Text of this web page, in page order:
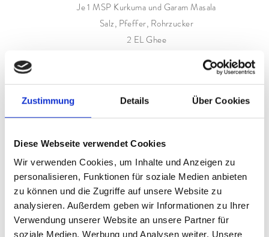
Zustimmung Details Über Cookies
Diese Webseite verwendet Cookies
Wir verwenden Cookies, um Inhalte und Anzeigen zu
personalisieren, Funktionen für soziale Medien anbieten
zu können und die Zugriffe auf unsere Website zu
analysieren. Außerdem geben wir Informationen zu Ihrer
Verwendung unserer Website an unsere Partner für
soziale Medien, Werbung und Analysen weiter. Unsere
Je 1 MSP Kurkuma und Garam Masala
Salz, Pfeffer, Rohrzucker
2 EL Ghee
Grapefruit schälen und filetieren, Saft auffangen.
Avocados schälen, Stein entfernen und klein
Apfelessig mit Grapefruitsaft, Salz, Pfeffer, Zucker,
Kurkuma, Garam Masala und Leindotteröl zu einer
Vinaigrette verarbeiten und die Schalotten
beigeben.
Grapefruit, Avocado und Pistazien mit der
Vinaigrette vermischen, Saibling mit Salz und